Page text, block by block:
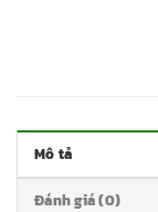
Mô tả
Đánh giá (0)